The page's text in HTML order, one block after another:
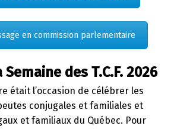
en commission parlementaire
des T.C.F. 2026
était l’occasion de célébrer les
conjugales et familiales et
et familiaux du Québec. Pour